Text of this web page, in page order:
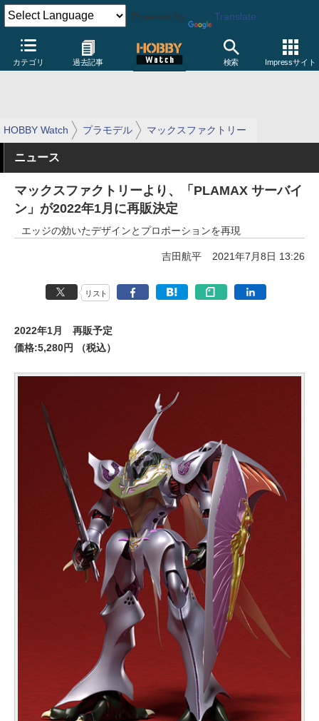
Powered by Translate
カテゴリ 過去記事 検索 Impressサイト
HOBBY Watch プラモデル マックスファクトリー
ニュース
マックスファクトリーより、「PLAMAX サーバイ
ン」が2022年1月に再販決定
エッジの効いたデザインとプロポーションを再現
吉田航平 2021年7月8日 13:26
リスト
2022年1月 再販予定
価格:5,280円 （税込）